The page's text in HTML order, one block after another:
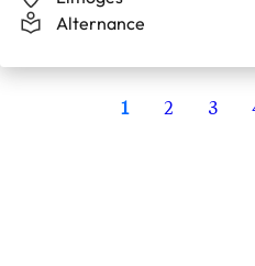
Alternance
1 2 3